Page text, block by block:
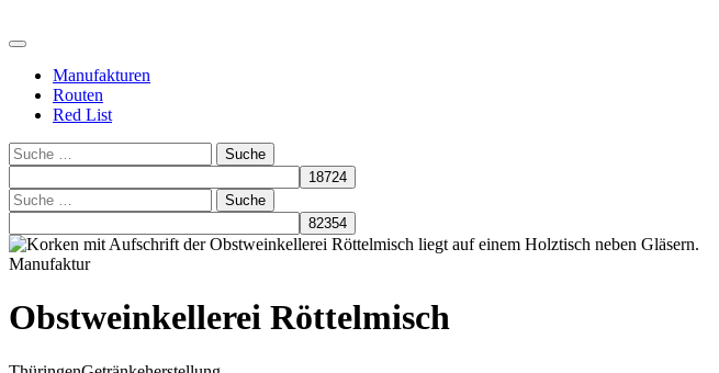
Manufakturen
Routen
Red List
Suche
Suche
Manufaktur
Obstweinkellerei Röttelmisch